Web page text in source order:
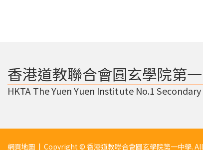
香港道教聯合會圓玄學院第
HKTA The Yuen Yuen Institute No.1
網頁地圖 | Copyright © 香港道教聯合會圓玄學院第一中學.